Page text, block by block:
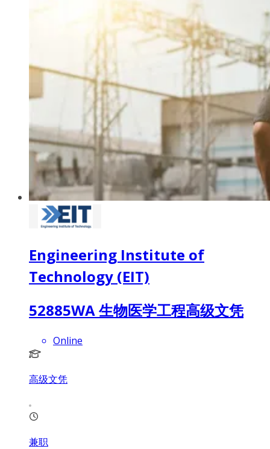
Engineering Institute of
Technology (EIT)
52885WA 生物医学工程高级文凭
Online
高级文凭
兼职